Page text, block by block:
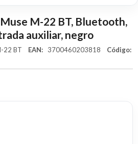
M-22 BT, Bluetooth,
auxiliar, negro
22 BT EAN: 3700460203818 Código: